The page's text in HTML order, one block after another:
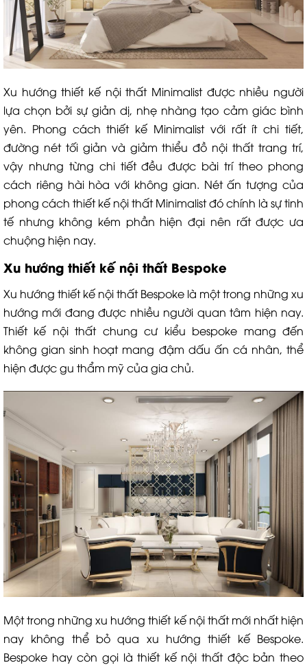
Xu hướng thiết kế nội thất Minimalist được nhiều người
lựa chọn bởi sự giản dị, nhẹ nhàng tạo cảm giác bình
yên. Phong cách thiết kế Minimalist với rất ít chi tiết,
đường nét tối giản và giảm thiểu đồ nội thất trang trí,
vậy nhưng từng chi tiết đều được bài trí theo phong
cách riêng hài hòa với không gian. Nét ấn tượng của
phong cách thiết kế nội thất Minimalist đó chính là sự tinh
tế nhưng không kém phần hiện đại nên rất được ưa
chuộng hiện nay.
Xu hướng thiết kế nội thất Bespoke
Xu hướng thiết kế nội thất Bespoke là một trong những xu
hướng mới đang được nhiều người quan tâm hiện nay.
Thiết kế nội thất chung cư kiểu bespoke mang đến
không gian sinh hoạt mang đậm dấu ấn cá nhân, thể
hiện được gu thẩm mỹ của gia chủ.
Một trong những xu hướng thiết kế nội thất mới nhất hiện
nay không thể bỏ qua xu hướng thiết kế Bespoke.
Bespoke hay còn gọi là thiết kế nội thất độc bản theo